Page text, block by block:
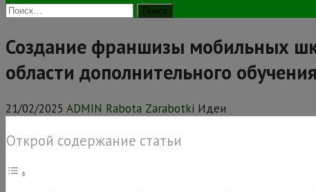
Найти:
Создание франшизы мобильных
области дополнительного
21/02/2025 ADMIN Rabota Zarabotki Идеи
Открой содержание статьи